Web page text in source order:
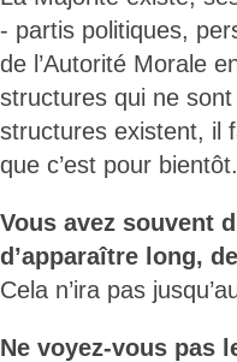
- partis politiques,
de l’Autorité Morale
structures qui ne
structures existent, il
que c’est pour bientôt.
Vous avez souvent
d’apparaître long,
Cela n’ira pas
Ne voyez-vous pas